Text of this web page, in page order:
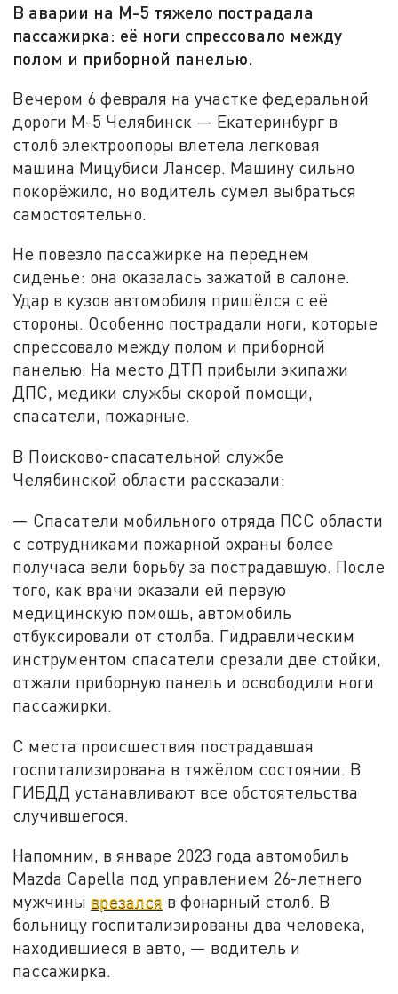
В аварии на М-5 тяжело пострадала
пассажирка: её ноги спрессовало между
полом и приборной панелью.
Вечером 6 февраля на участке федеральной
дороги М-5 Челябинск — Екатеринбург в
столб электроопоры влетела легковая
машина Мицубиси Лансер. Машину сильно
покорёжило, но водитель сумел выбраться
самостоятельно.
Не повезло пассажирке на переднем
сиденье: она оказалась зажатой в салоне.
Удар в кузов автомобиля пришёлся с её
стороны. Особенно пострадали ноги, которые
спрессовало между полом и приборной
панелью. На место ДТП прибыли экипажи
ДПС, медики службы скорой помощи,
спасатели, пожарные.
В Поисково-спасательной службе
Челябинской области рассказали:
— Спасатели мобильного отряда ПСС области
с сотрудниками пожарной охраны более
получаса вели борьбу за пострадавшую. После
того, как врачи оказали ей первую
медицинскую помощь, автомобиль
отбуксировали от столба. Гидравлическим
инструментом спасатели срезали две стойки,
отжали приборную панель и освободили ноги
пассажирки.
С места происшествия пострадавшая
госпитализирована в тяжёлом состоянии. В
ГИБДД устанавливают все обстоятельства
случившегося.
Напомним, в январе 2023 года автомобиль
Mazda Capella под управлением 26-летнего
мужчины врезался в фонарный столб. В
больницу госпитализированы два человека,
находившиеся в авто, — водитель и
пассажирка.